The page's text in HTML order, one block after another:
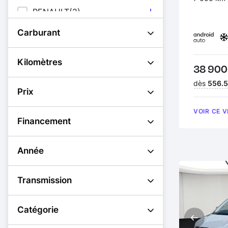
RENAULT(2)
[+]
VOLKSWAGEN
[+]
VOLKSWAGEN
UTILITAIRES
Carburant
Kilomètres
Prix
Financement
Année
Transmission
Catégorie
Prix :
38
dès
VOIR CE